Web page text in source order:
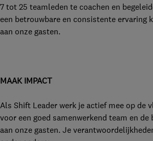
7 tot 25 teamleden te coachen en
een betrouwbare en consistente ervaring
aan onze gasten.
MAAK IMPACT
Als Shift Leader werk je actief mee op de
voor een goed samenwerkend team en de
aan onze gasten. Je